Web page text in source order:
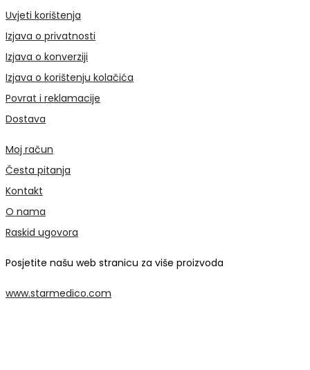
Uvjeti korištenja
Izjava o privatnosti
Izjava o konverziji
Izjava o korištenju kolačića
Povrat i reklamacije
Dostava
Moj račun
Česta pitanja
Kontakt
O nama
Raskid ugovora
Posjetite našu web stranicu za više proizvoda
www.starmedico.com